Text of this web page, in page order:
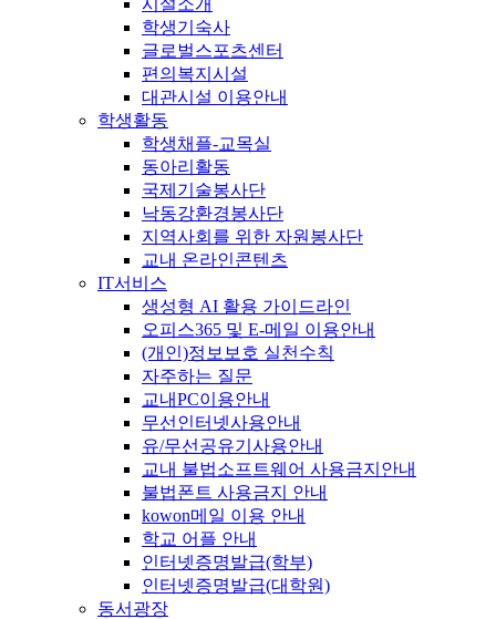
학생기숙사
글로벌스포츠센터
편의복지시설
대관시설 이용안내
학생활동
학생채플-교목실
동아리활동
국제기술봉사단
낙동강환경봉사단
지역사회를 위한 자원봉사단
교내 온라인콘텐츠
IT서비스
생성형 AI 활용 가이드라인
오피스365 및 E-메일 이용안내
(개인)정보보호 실천수칙
자주하는 질문
교내PC이용안내
무선인터넷사용안내
유/무선공유기사용안내
교내 불법소프트웨어 사용금지안내
불법폰트 사용금지 안내
kowon메일 이용 안내
학교 어플 안내
인터넷증명발급(학부)
인터넷증명발급(대학원)
동서광장